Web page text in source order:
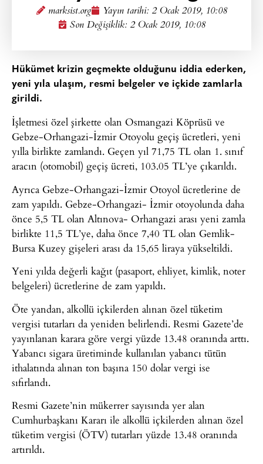
marksist.org Yayın tarihi: 2 Ocak 2019, 10:08
Son Değişiklik: 2 Ocak 2019, 10:08
Hükümet krizin geçmekte olduğunu iddia ederken,
yeni yıla ulaşım, resmi belgeler ve içkide zamlarla
girildi.
İşletmesi özel şirkette olan Osmangazi Köprüsü ve
Gebze-Orhangazi-İzmir Otoyolu geçiş ücretleri, yeni
yılla birlikte zamlandı. Geçen yıl 71,75 TL olan 1. sınıf
aracın (otomobil) geçiş ücreti, 103.05 TL’ye çıkarıldı.
Ayrıca Gebze-Orhangazi-İzmir Otoyol ücretlerine de
zam yapıldı. Gebze-Orhangazi- İzmir otoyolunda daha
önce 5,5 TL olan Altınova- Orhangazi arası yeni zamla
birlikte 11,5 TL’ye, daha önce 7,40 TL olan Gemlik-
Bursa Kuzey gişeleri arası da 15,65 liraya yükseltildi.
Yeni yılda değerli kağıt (pasaport, ehliyet, kimlik, noter
belgeleri) ücretlerine de zam yapıldı.
Öte yandan, alkollü içkilerden alınan özel tüketim
vergisi tutarları da yeniden belirlendi. Resmi Gazete’de
yayınlanan karara göre vergi yüzde 13.48 oranında arttı.
Yabancı sigara üretiminde kullanılan yabancı tütün
ithalatında alınan ton başına 150 dolar vergi ise
sıfırlandı.
Resmi Gazete’nin mükerrer sayısında yer alan
Cumhurbaşkanı Kararı ile alkollü içkilerden alınan özel
tüketim vergisi (ÖTV) tutarları yüzde 13.48 oranında
artırıldı.